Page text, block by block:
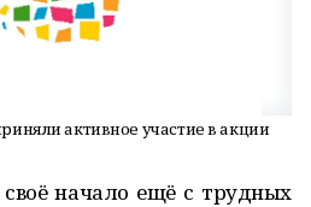
активное участие в акции
начало ещё с трудных